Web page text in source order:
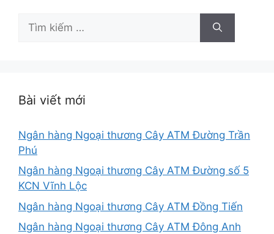
Tìm
kiếm
Bài viết mới
Ngân hàng Ngoại thương Cây ATM Đường Trần
Phú
Ngân hàng Ngoại thương Cây ATM Đường số 5
KCN Vĩnh Lộc
Ngân hàng Ngoại thương Cây ATM Đồng Tiến
Ngân hàng Ngoại thương Cây ATM Đông Anh